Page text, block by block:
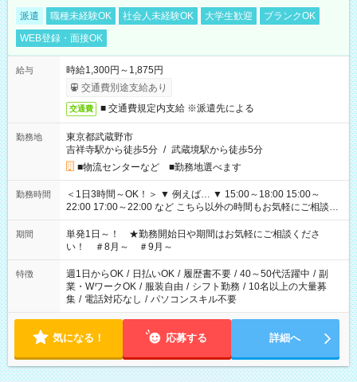
派遣 職種未経験OK 社会人未経験OK 大学生歓迎
ブランクOK
WEB登録・面接OK
給与
時給1,300円～1,875円
交通費別途支給あり
交通費 ■ 交通費規定内支給 ※派遣先による
勤務地
東京都武蔵野市
吉祥寺駅から徒歩5分 / 武蔵境駅から徒歩5分
■物流センターなど ■勤務地選べます
勤務時間
＜1日3時間～OK！＞ ▼ 例えば… ▼ 15:00～18:00 15:00～
22:00 17:00～22:00 など こちら以外の時間もお気軽にご相談く
ださい！
期間
単発1日～！ ★勤務開始日や期間はお気軽にご相談くださ
い！ ＃8月～ ＃9月～
特徴 週1日からOK / 日払いOK / 履歴書不要 / 40～50代活躍中 / 副
業・WワークOK / 服装自由 / シフト勤務 / 10名以上の大量募
集 / 電話対応なし / パソコンスキル不要
気になる！ 応募する 詳細へ